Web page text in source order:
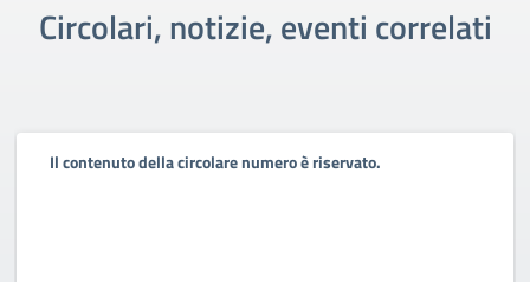
Circolari, notizie, eventi correlati
Il contenuto della circolare numero è riservato.